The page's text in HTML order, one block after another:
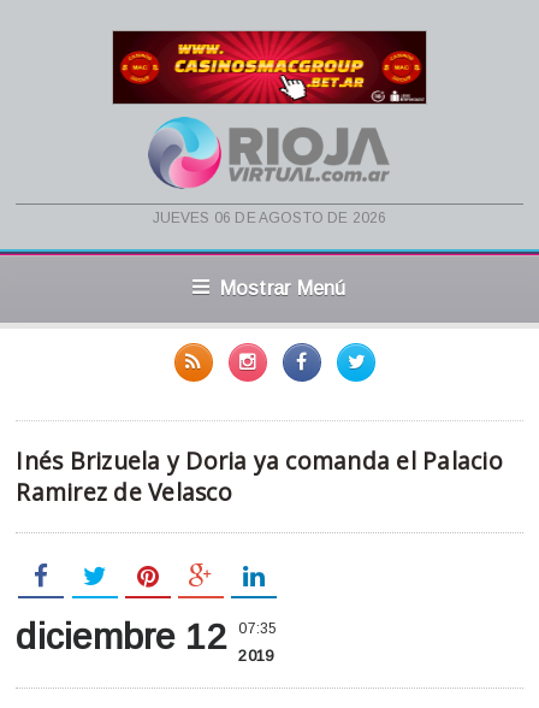
jueves 06 de agosto de 2026
Mostrar Menú
Inés Brizuela y Doria ya comanda el Palacio
Ramirez de Velasco
diciembre 12 07:35
2019